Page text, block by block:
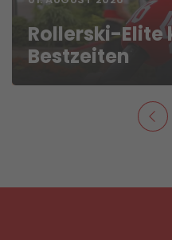
Rollerski-
Bestzeiten